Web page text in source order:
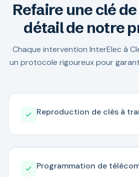
Refaire une clé
détail de notre
Chaque intervention InterElec à
un protocole rigoureux pour
Reproduction de clés à
Programmation de